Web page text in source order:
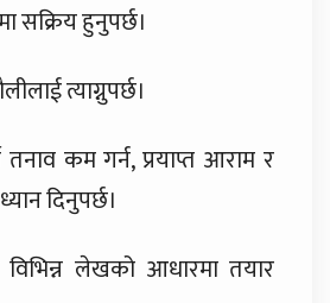
सक्रिय हुनुपर्छ।
त्याग्नुपर्छ।
कम गर्न, प्रयाप्त आराम र
दिनुपर्छ।
विभिन्न लेखको आधारमा तयार